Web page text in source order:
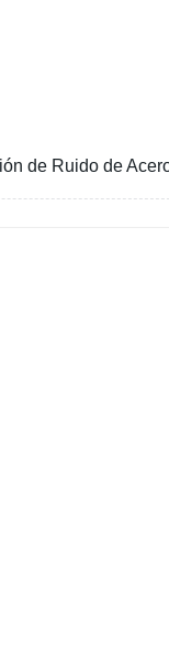
de Ruido de